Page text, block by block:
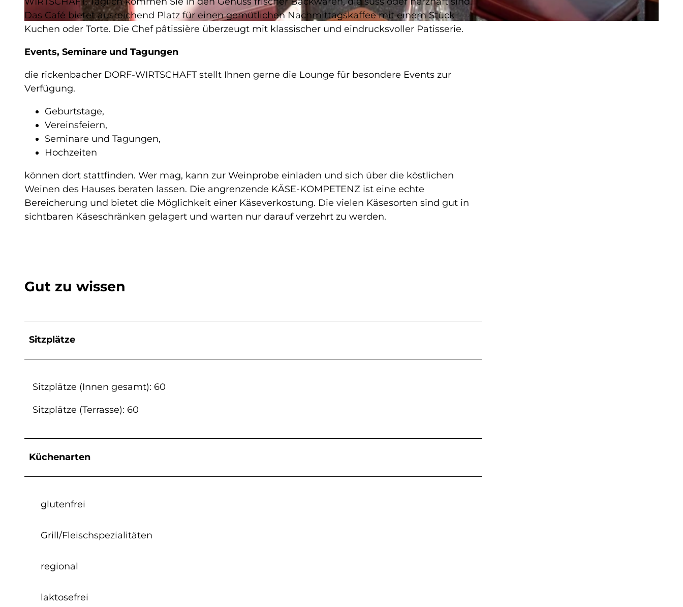
© CC-BY
Das Café bietet ausreichend Platz für einen gemütlichen Nachmittagskaffee mit einem Stück
Kuchen oder Torte. Die Chef pâtissière überzeugt mit klassischer und eindrucksvoller Patisserie.
Events, Seminare und Tagungen
die rickenbacher DORF-WIRTSCHAFT stellt Ihnen gerne die Lounge für besondere Events zur
Verfügung.
Geburtstage,
Vereinsfeiern,
Seminare und Tagungen,
Hochzeiten
können dort stattfinden. Wer mag, kann zur Weinprobe einladen und sich über die köstlichen
Weinen des Hauses beraten lassen. Die angrenzende KÄSE-KOMPETENZ ist eine echte
Bereicherung und bietet die Möglichkeit einer Käseverkostung. Die vielen Käsesorten sind gut in
sichtbaren Käseschränken gelagert und warten nur darauf verzehrt zu werden.
Gut zu wissen
Sitzplätze
Sitzplätze (Innen gesamt): 60
Sitzplätze (Terrasse): 60
Küchenarten
glutenfrei
Grill/Fleischspezialitäten
regional
laktosefrei